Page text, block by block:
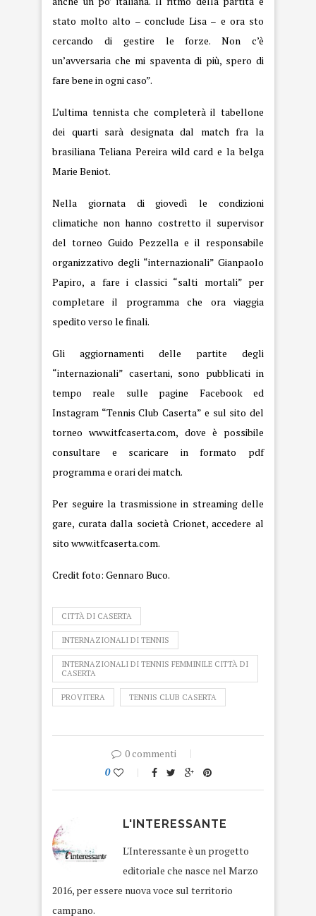
stato molto alto – conclude Lisa – e ora sto
cercando di gestire le forze. Non c’è
un’avversaria che mi spaventa di più, spero di
fare bene in ogni caso”.
L’ultima tennista che completerà il tabellone
dei quarti sarà designata dal match fra la
brasiliana Teliana Pereira wild card e la belga
Marie Beniot.
Nella giornata di giovedì le condizioni
climatiche non hanno costretto il supervisor
del torneo Guido Pezzella e il responsabile
organizzativo degli “internazionali” Gianpaolo
Papiro, a fare i classici “salti mortali” per
completare il programma che ora viaggia
spedito verso le finali.
Gli aggiornamenti delle partite degli
“internazionali” casertani, sono pubblicati in
tempo reale sulle pagine Facebook ed
Instagram “Tennis Club Caserta” e sul sito del
torneowww.itfcaserta.com, dove è possibile
consultare e scaricare in formato pdf
programma e orari dei match.
Per seguire la trasmissione in streaming delle
gare, curata dalla società Crionet, accedere al
sito www.itfcaserta.com.
Credit foto: Gennaro Buco.
CITTÀ DI CASERTA
INTERNAZIONALI DI TENNIS
INTERNAZIONALI DI TENNIS FEMMINILE CITTÀ DI
CASERTA
PROVITERA TENNIS CLUB CASERTA
0 commenti
0
L'INTERESSANTE
L'Interessante è un progetto
editoriale che nasce nel Marzo
2016, per essere nuova voce sul territorio
campano.